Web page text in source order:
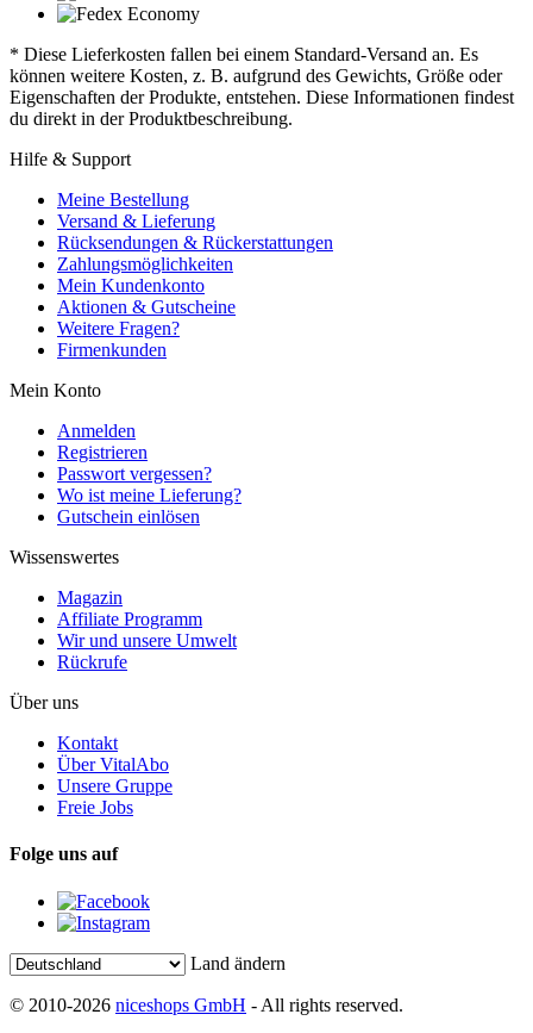
* Diese Lieferkosten fallen bei einem Standard-Versand an. Es
können weitere Kosten, z. B. aufgrund des Gewichts, Größe oder
Eigenschaften der Produkte, entstehen. Diese Informationen findest
du direkt in der Produktbeschreibung.
Hilfe & Support
Meine Bestellung
Versand & Lieferung
Rücksendungen & Rückerstattungen
Zahlungsmöglichkeiten
Mein Kundenkonto
Aktionen & Gutscheine
Weitere Fragen?
Firmenkunden
Mein Konto
Anmelden
Registrieren
Passwort vergessen?
Wo ist meine Lieferung?
Gutschein einlösen
Wissenswertes
Magazin
Affiliate Programm
Wir und unsere Umwelt
Rückrufe
Über uns
Kontakt
Über VitalAbo
Unsere Gruppe
Freie Jobs
Folge uns auf
Land ändern
© 2010-2026 niceshops GmbH - All rights reserved.